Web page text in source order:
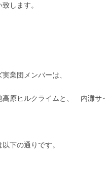
します。
業団メンバーは、
原ヒルクライムと、 内灘サ
下の通りです。